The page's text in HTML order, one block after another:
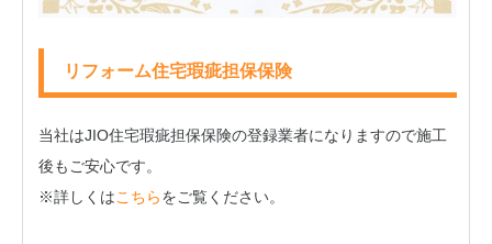
リフォーム住宅瑕疵担保保険
当社はJIO住宅瑕疵担保保険の登録業者になりますので施工
後もご安心です。
※詳しくはこちらをご覧ください。